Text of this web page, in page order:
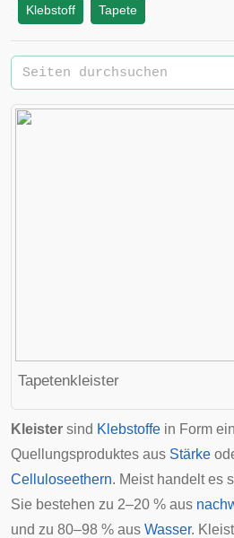
Klebstoff Tapete
Tapetenkleister
Kleister sind Klebstoffe in Form
Quellungsproduktes aus Stärke
Celluloseethern. Meist handelt es
Sie bestehen zu 2–20 % aus
und zu 80–98 % aus Wasser.